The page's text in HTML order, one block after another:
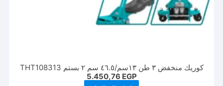
كوريك منخفض ٣ طن ١٣سم/٤٦.٥ سم ٢ بستم THT108313
5.450,76 EGP